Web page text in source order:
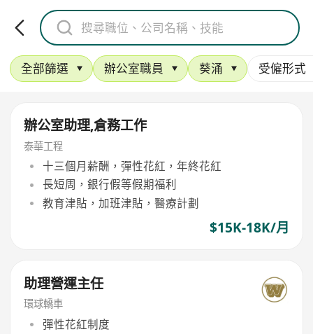
全部篩選 辦公室職員 葵涌 受僱形式
辦公室助理,倉務工作
泰華工程
十三個月薪酬，彈性花紅，年終花紅
長短周，銀行假等假期福利
教育津貼，加班津貼，醫療計劃
$15K-18K/月
助理營運主任
環球轎車
彈性花紅制度